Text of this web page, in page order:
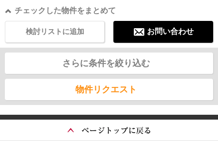
チェックした物件をまとめて
お問い合わせ
検討リストに追加
さらに条件を絞り込む
物件リクエスト